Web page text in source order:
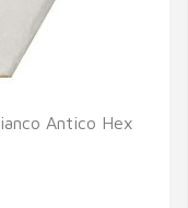
Antico Hex